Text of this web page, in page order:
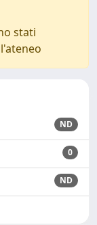
stati
ND
0
ND